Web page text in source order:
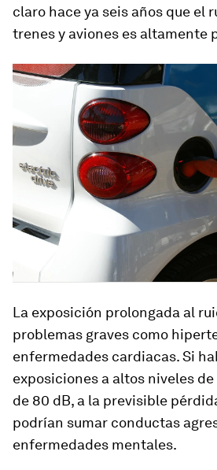
claro hace ya seis años que el
trenes y aviones es altamente
La exposición prolongada al
problemas graves como
enfermedades cardiacas. Si
exposiciones a altos niveles
de 80 dB, a la previsible
podrían sumar conductas
enfermedades mentales.